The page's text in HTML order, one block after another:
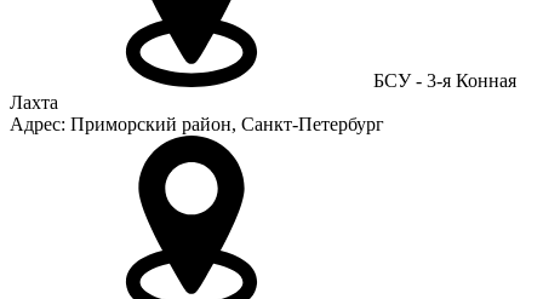
БСУ - 3-я Конная
Лахта
Адрес: Приморский район, Санкт-Петербург